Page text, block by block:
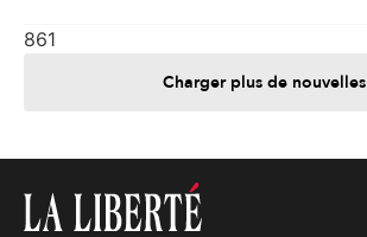
861
Charger plus de nouvelles